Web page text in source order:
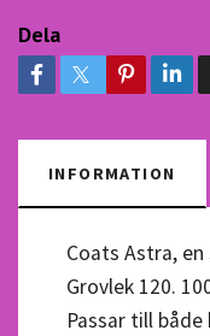
Dela
INFORMATION
Coats Astra,
Grovlek 120.
Passar till